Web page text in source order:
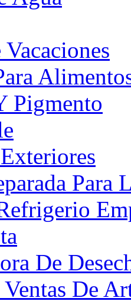
Pigmento
Para
De
De